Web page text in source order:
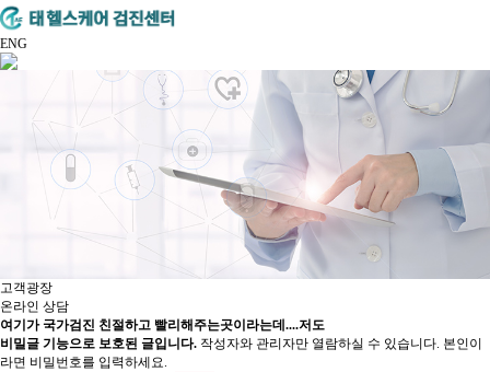
ENG
고객광장
온라인 상담
여기가 국가검진 친절하고 빨리해주는곳이라는데....저도
비밀글 기능으로 보호된 글입니다. 작성자와 관리자만 열람하실 수 있습니다. 본인이
라면 비밀번호를 입력하세요.